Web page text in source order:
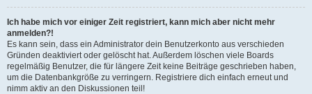
Ich habe mich vor einiger Zeit registriert, kann mich aber nicht mehr
anmelden?!
Es kann sein, dass ein Administrator dein Benutzerkonto aus verschieden
Gründen deaktiviert oder gelöscht hat. Außerdem löschen viele Boards
regelmäßig Benutzer, die für längere Zeit keine Beiträge geschrieben haben,
um die Datenbankgröße zu verringern. Registriere dich einfach erneut und
nimm aktiv an den Diskussionen teil!